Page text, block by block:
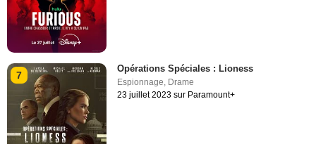
7
Opérations Spéciales : Lioness
Espionnage, Drame
23 juillet 2023 sur Paramount+